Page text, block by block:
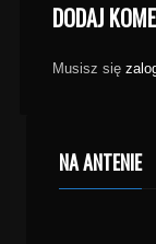
DODAJ
Musisz się
NA ANTENIE